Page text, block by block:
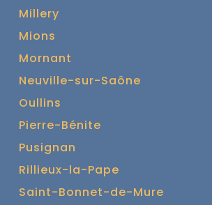
Millery
Mions
Mornant
Neuville-sur-Saône
Oullins
Pierre-Bénite
Pusignan
Rillieux-la-Pape
Saint-Bonnet-de-Mure